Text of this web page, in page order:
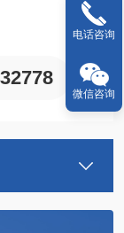
电话咨询
微信咨询